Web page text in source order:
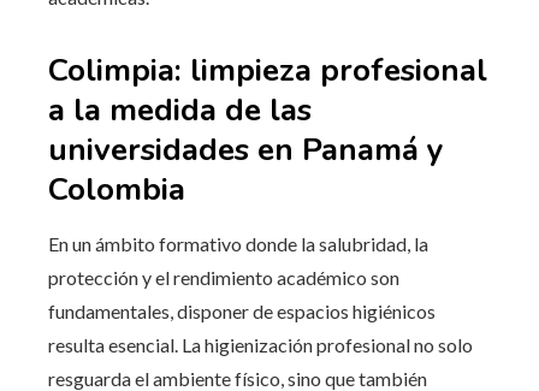
Colimpia: limpieza profesional
a la medida de las
universidades en Panamá y
Colombia
En un ámbito formativo donde la salubridad, la
protección y el rendimiento académico son
fundamentales, disponer de espacios higiénicos
resulta esencial. La higienización profesional no solo
resguarda el ambiente físico, sino que también